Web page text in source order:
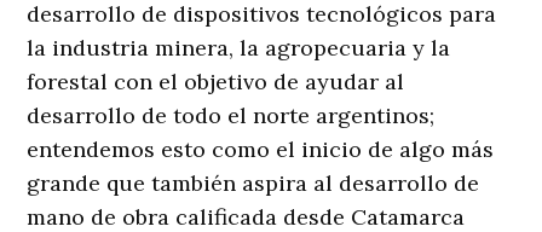
desarrollo de dispositivos tecnológicos para
la industria minera, la agropecuaria y la
forestal con el objetivo de ayudar al
desarrollo de todo el norte argentinos;
entendemos esto como el inicio de algo más
grande que también aspira al desarrollo de
mano de obra calificada desde Catamarca